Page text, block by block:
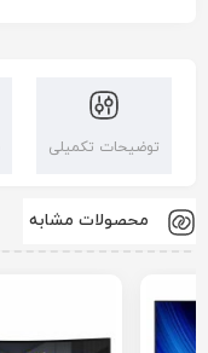
توضیحات تکمیلی
محصولات مشابه